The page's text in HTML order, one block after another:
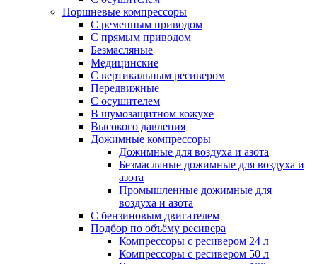
Поршневые компрессоры
С ременным приводом
С прямым приводом
Безмасляные
Медицинские
С вертикальным ресивером
Передвижные
С осушителем
В шумозащитном кожухе
Высокого давления
Дожимные компрессоры
Дожимные для воздуха и азота
Безмасляные дожимные для воздуха и
азота
Промышленные дожимные для
воздуха и азота
С бензиновым двигателем
Подбор по объёму ресивера
Компрессоры с ресивером 24 л
Компрессоры с ресивером 50 л